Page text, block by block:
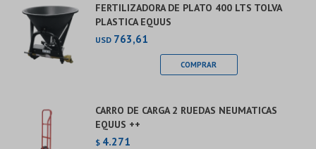
FERTILIZADORA DE PLATO 400 LTS TOLVA
PLASTICA EQUUS
USD 763,61
CARRO DE CARGA 2 RUEDAS NEUMATICAS
EQUUS ++
$ 4.271